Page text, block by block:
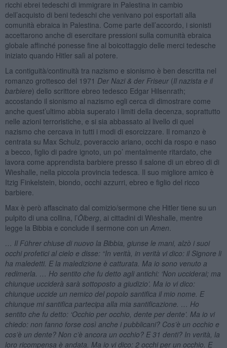
ricchi ebrei tedeschi di immigrare in Palestina in cambio
dell’acquisto di beni tedeschi che venivano poi esportati alla
comunità ebraica in Palestina. Come parte dell’accordo, i sionisti
accettarono anche di esercitare pressioni sulla comunità ebraica
globale affinché ponesse fine al boicottaggio delle merci tedesche
iniziato quando Hitler salì al potere.
La contiguità/continuità tra nazismo e sionismo è ben descritta nel
romanzo grottesco del 1971 Der Nazi & der Friseur(Il nazista e il
barbiere) dello scrittore ebreo tedesco Edgar Hilsenrath;
accostando il sionismo al nazismo egli cerca di dimostrare come
anche quest’ultimo abbia superato i limiti della decenza, soprattutto
nelle azioni terroristiche, e si sia abbassato al livello di quel
nazismo che cercava in tutti i modi di esorcizzare. Il romanzo è
centrata su Max Schulz, poveraccio ariano, occhi da rospo e naso
a becco, figlio di padre ignoto, un po’ mentalmente ritardato, che
lavora come apprendista barbiere presso il salone di un ebreo di di
Wieshalle, nella piccola provincia tedesca. Il suo migliore amico è
Itzig Finkelstein, biondo, occhi azzurri, ebreo e figlio del ricco
barbiere.
Max è però affascinato dal comizio/sermone che Hitler tiene su un
pulpito di una collina, l’Ölberg, ai cittadini di Wieshalle, mentre
legge la Bibbia e conclude il sermone con un Amen
… Il Führer chiuse di nuovo la Bibbia, giunse le mani, alzò i suoi
occhi profetici al cielo e disse: “In verità, in verità vi dico: il Signore li
ha maledetti. E la maledizione è catturata. Ma io sono venuto a
redimerla. … Ho sentito che fu detto agli antichi: ‘Non ucciderai; ma
chiunque ucciderà sarà sottoposto a giudizio’. Ma io vi dico:
chiunque uccide un nemico del popolo santifica il mio nome. E
chiunque mi santifica partecipa alla mia santificazione. … Ho
sentito che fu detto: ‘Occhio per occhio, dente per dente’. Ma io vi
chiedo: non fanno forse così anche i pubblicani? Cos’è un occhio e
cos’è un dente? Non c’è ancora un occhio? E 31 denti? In verità, la
loro ricompensa è andata. Ma io vi dico: 2 occhi per un occhio. E